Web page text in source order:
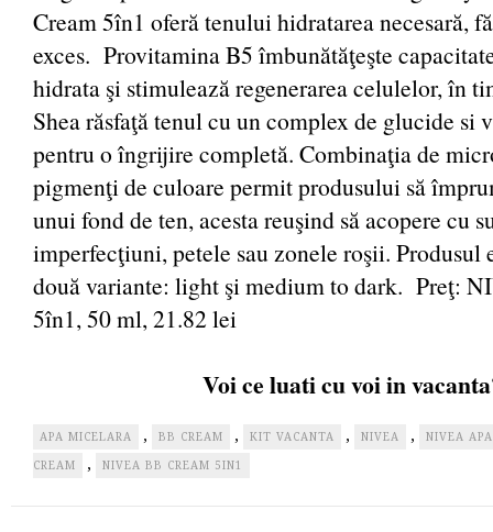
Cream 5în1 oferă tenului hidratarea necesară,
exces. Provitamina B5 îmbunătăţeşte
hidrata şi stimulează regenerarea celulelor, în
Shea răsfaţă tenul cu un complex de glucide si
pentru o îngrijire completă. Combinaţia de
pigmenţi de culoare permit produsului să
unui fond de ten, acesta reuşind să acopere cu
imperfecţiuni, petele sau zonele roşii. Produsul
două variante: light şi medium to dark. Preţ:
5în1, 50 ml, 21.82 lei
Voi ce luati cu voi in
APA MICELARA , BB CREAM , KIT VACANTA , NIVEA , NIVEA
CREAM , NIVEA BB CREAM 5IN1